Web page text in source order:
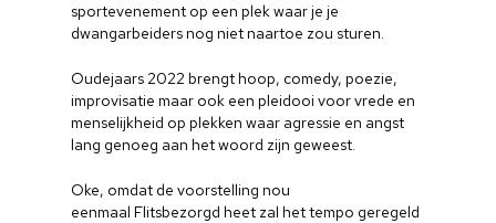
sportevenement op een plek waar je je
dwangarbeiders nog niet naartoe zou sturen.
Oudejaars 2022 brengt hoop, comedy, poezie,
improvisatie maar ook een pleidooi voor vrede en
menselijkheid op plekken waar agressie en angst
lang genoeg aan het woord zijn geweest.
Oke, omdat de voorstelling nou
eenmaal Flitsbezorgd heet zal het tempo geregeld